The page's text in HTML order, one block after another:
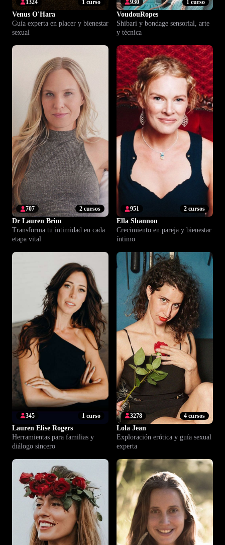
1 curso
1324
Venus O'Hara
Guía experta en placer y bienestar
sexual
1 curso
930
VoudouRopes
Shibari y bondage sensorial, arte
y técnica
2 cursos
707
Dr Lauren Brim
Transforma tu intimidad en cada
etapa vital
2 cursos
951
Ella Shannon
Crecimiento en pareja y bienestar
íntimo
1 curso
345
Lauren Elise Rogers
Herramientas para familias y
diálogo sincero
4 cursos
3278
Lola Jean
Exploración erótica y guía sexual
experta